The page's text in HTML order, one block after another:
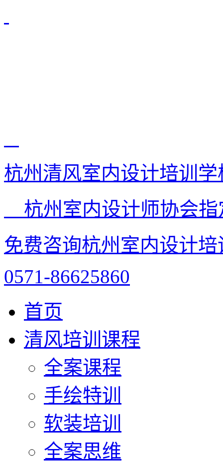
杭州清风室内设计培训学
杭州室内设计师协会
免费咨询杭州室内设计
0571-86625860
首页
清风培训课程
全案课程
手绘特训
软装培训
全案思维